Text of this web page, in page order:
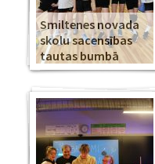
Smiltenes novada
skolu sacensības
tautas bumbā